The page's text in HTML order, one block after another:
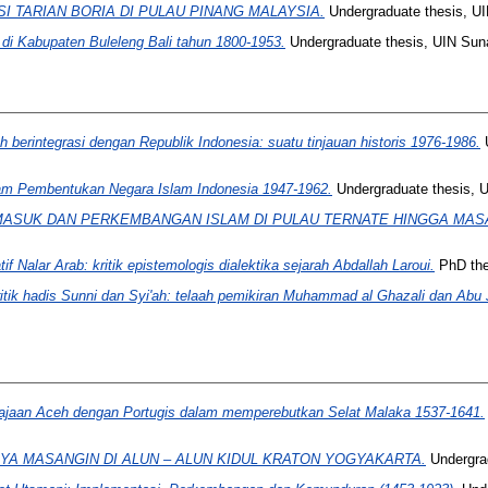
TARIAN BORIA DI PULAU PINANG MALAYSIA. Undergraduate thesis,
Kabupaten Buleleng Bali tahun 1800-1953. Undergraduate thesis, UIN
berintegrasi dengan Republik Indonesia: suatu tinjauan historis 1976-1986.
Pembentukan Negara Islam Indonesia 1947-1962. Undergraduate thesis,
DAN PERKEMBANGAN ISLAM DI PULAU TERNATE HINGGA
Nalar Arab: kritik epistemologis dialektika sejarah Abdallah Laroui. PhD
hadis Sunni dan Syi'ah: telaah pemikiran Muhammad al Ghazali dan Abu
Aceh dengan Portugis dalam memperebutkan Selat Malaka 1537-1641.
MASANGIN DI ALUN – ALUN KIDUL KRATON YOGYAKARTA.